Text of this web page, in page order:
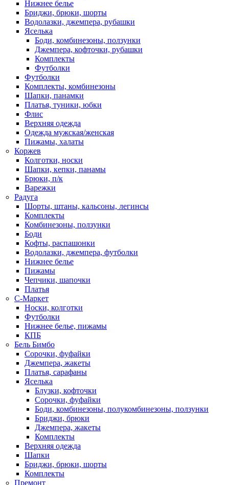
Нижнее белье
Бриджи, брюки, шорты
Водолазки, джемпера, рубашки
Яселька
Боди, комбинезоны, ползунки
Джемпера, кофточки, рубашки
Комплекты
Футболки
Футболки
Комплекты, комбинезоны
Шапки, панамки
Платья, туники, юбки
Флис
Верхняя одежда
Одежда мужская/женская
Пижамы, халаты
Коржев
Колготки, носки
Шапки, кепки, панамы
Брюки, п/к
Варежки
Радуга
Шорты, штаны, кальсоны, легинсы
Комплекты
Комбинезоны, ползунки
Боди
Кофты, распашонки
Водолазки, джемпера, футболки
Нижнее белье
Пижамы
Чепчики, шапочки
Платья
С-Маркет
Носки, колготки
Футболки
Нижнее белье, пижамы
КПБ
Бель Бимбо
Сорочки, фуфайки
Джемпера, жакеты
Платья, сарафаны
Яселька
Блузки, кофточки
Сорочки, фуфайки
Боди, комбинезоны, полукомбинезоны, ползунки
Бриджи, брюки
Джемпера, жакеты
Комплекты
Верхняя одежда
Шапки
Бриджи, брюки, шорты
Комплекты
Премонт